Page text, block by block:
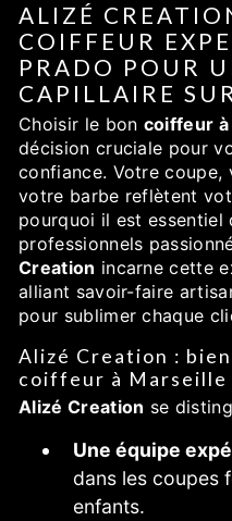
ALIZÉ
COIFFEUR
PRADO POUR
CAPILLAIRE
Choisir le bon coiffeur à
décision cruciale pour
confiance. Votre coupe,
votre barbe reflètent
pourquoi il est
professionnels
Creation incarne cette
alliant savoir-faire
pour sublimer chaque
Alizé Creation :
coiffeur à Marseille
Alizé Creation se
Une équipe
dans les coupes
enfants.